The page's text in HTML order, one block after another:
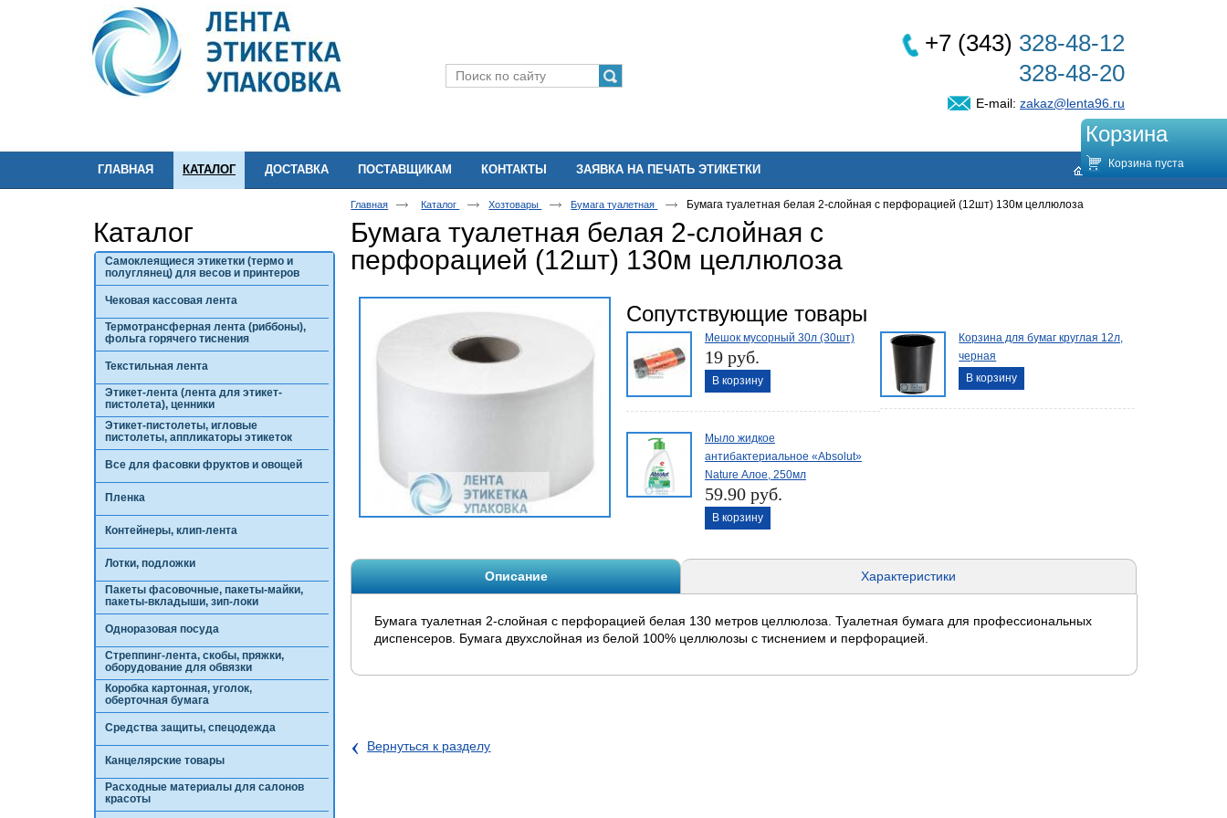
+7 (343) 328-48-12
328-48-20
E-mail: zakaz@lenta96.ru
ГЛАВНАЯ КАТАЛОГ ДОСТАВКА ПОСТАВЩИКАМ КОНТАКТЫ ЗАЯВКА НА ПЕЧАТЬ ЭТИКЕТКИ
Каталог
Самоклеящиеся этикетки (термо и
полуглянец) для весов и принтеров
Чековая кассовая лента
Термотрансферная лента (риббоны),
фольга горячего тиснения
Текстильная лента
Этикет-лента (лента для этикет-
пистолета), ценники
Этикет-пистолеты, игловые
пистолеты, аппликаторы этикеток
Все для фасовки фруктов и овощей
Пленка
Контейнеры, клип-лента
Лотки, подложки
Пакеты фасовочные, пакеты-майки,
пакеты-вкладыши, зип-локи
Одноразовая посуда
Стреппинг-лента, скобы, пряжки,
оборудование для обвязки
Коробка картонная, уголок,
оберточная бумага
Средства защиты, спецодежда
Канцелярские товары
Расходные материалы для салонов
красоты
Корзина
Корзина пуста
Главная Каталог Хозтовары Бумага туалетная Бумага туалетная белая 2-слойная с перфорацией (12шт) 130м целлюлоза
Бумага туалетная белая 2-слойная с
перфорацией (12шт) 130м целлюлоза
Сопутствующие товары
Мешок мусорный 30л (30шт)
19 руб.
В корзину
Корзина для бумаг круглая 12л,
черная
В корзину
Мыло жидкое
антибактериальное «Absolut»
Nature Алое, 250мл
59.90 руб.
В корзину
Описание Характеристики
Бумага туалетная 2-слойная с перфорацией белая 130 метров целлюлоза. Туалетная бумага для профессиональных
диспенсеров. Бумага двухслойная из белой 100% целлюлозы с тиснением и перфорацией.
‹ Вернуться к разделу